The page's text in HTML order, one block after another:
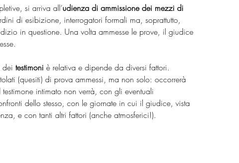
si arriva all’udienza di ammissione dei mezzi di
di esibizione, interrogatori formali ma, soprattutto,
in questione. Una volta ammesse le prove, il giudice
dei testimoni è relativa e dipende da diversi fattori.
(quesiti) di prova ammessi, ma non solo: occorrerà
intimato non verrà, con gli eventuali
dello stesso, con le giornate in cui il giudice, vista
e con tanti altri fattori (anche atmosferici!).